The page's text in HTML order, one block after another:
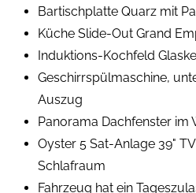
Bartischplatte Quarz mit
Küche Slide-Out Grand
Induktions-Kochfeld
Geschirrspülmaschine,
Auszug
Panorama Dachfenster im
Oyster 5 Sat-Anlage 39"
Schlafraum
Fahrzeug hat ein